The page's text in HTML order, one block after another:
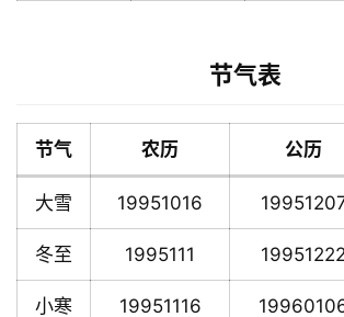
节气表
节气 农历 公历
大雪 19951016
冬至 1995111 19951222
小寒 19951116